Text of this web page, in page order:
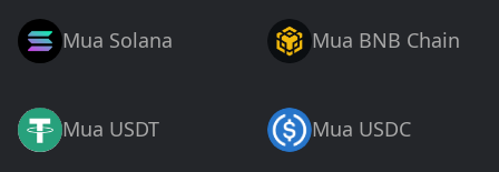
Mua Solana Mua BNB Chain
Mua USDT Mua USDC